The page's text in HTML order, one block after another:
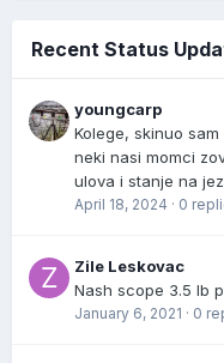
Recent Status
youngcarp
Kolege, skinuo
neki nasi momci
ulova i stanje na
April 18, 2024 · 0
Zile Leskovac
Nash scope 3.5 lb
January 6, 2021 · 0